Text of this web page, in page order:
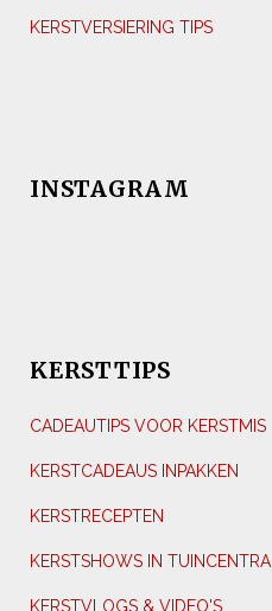
KERSTVERSIERING TIPS
INSTAGRAM
KERSTTIPS
CADEAUTIPS VOOR KERSTMIS
KERSTCADEAUS INPAKKEN
KERSTRECEPTEN
KERSTSHOWS IN TUINCENTRA
KERSTVLOGS & VIDEO'S